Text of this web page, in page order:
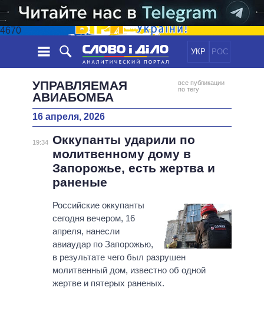
4670
УКР РОС
НОВОСТИ
ЛЕНТА
СОБЫТИЯ
СТАТЬИ
МНЕНИЯ
ОБЗОРЫ
ПОЛИТИКА
ЭКОНОМИКА
ОБЩЕСТВО
МИР
ОБЕЩАНИЯ
ПОЛИТИКИ
ВСЕ ПОЛИТИКИ
ПРЕЗИДЕНТ И ОФИС
КАБИНЕТ МИНИСТРОВ
ГЛАВЫ ОБЛАДМИНИСТРАЦИЙ
МЭРЫ
ВСЕ ПЕРСОНЫ
ИНФОГРАФИКА
ПОДДЕРЖАТЬ
СРАВНЕНИЕ ПОЛИТИКОВ
УПРАВЛЯЕМАЯ
АВИАБОМБА
все публикации
по тегу
16 апреля, 2026
19:34 Оккупанты ударили по
молитвенному дому в
Запорожье, есть жертва и
раненые
Российские оккупанты
сегодня вечером, 16
апреля, нанесли
авиаудар по Запорожью,
в результате чего был разрушен
молитвенный дом, известно об одной
жертве и пятерых раненых.